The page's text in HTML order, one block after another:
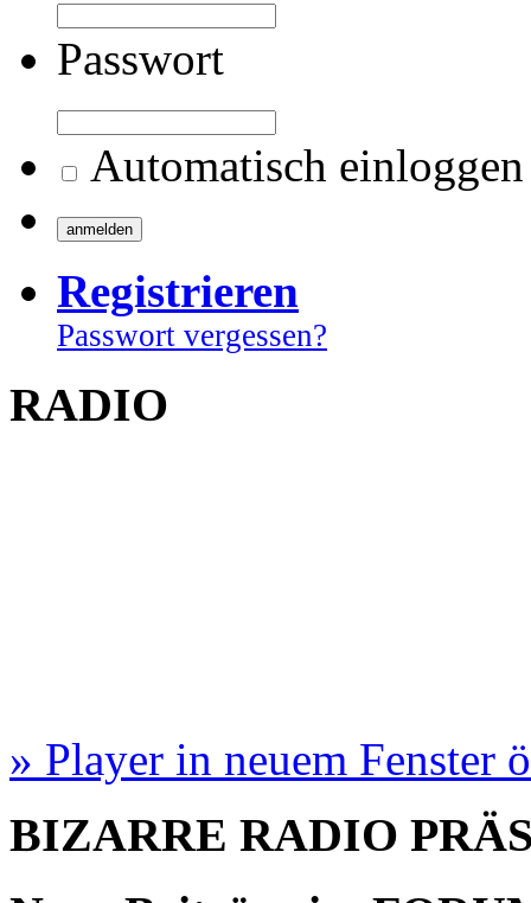
Passwort
Automatisch einloggen
Registrieren
Passwort vergessen?
RADIO
» Player in neuem Fenster
BIZARRE RADIO